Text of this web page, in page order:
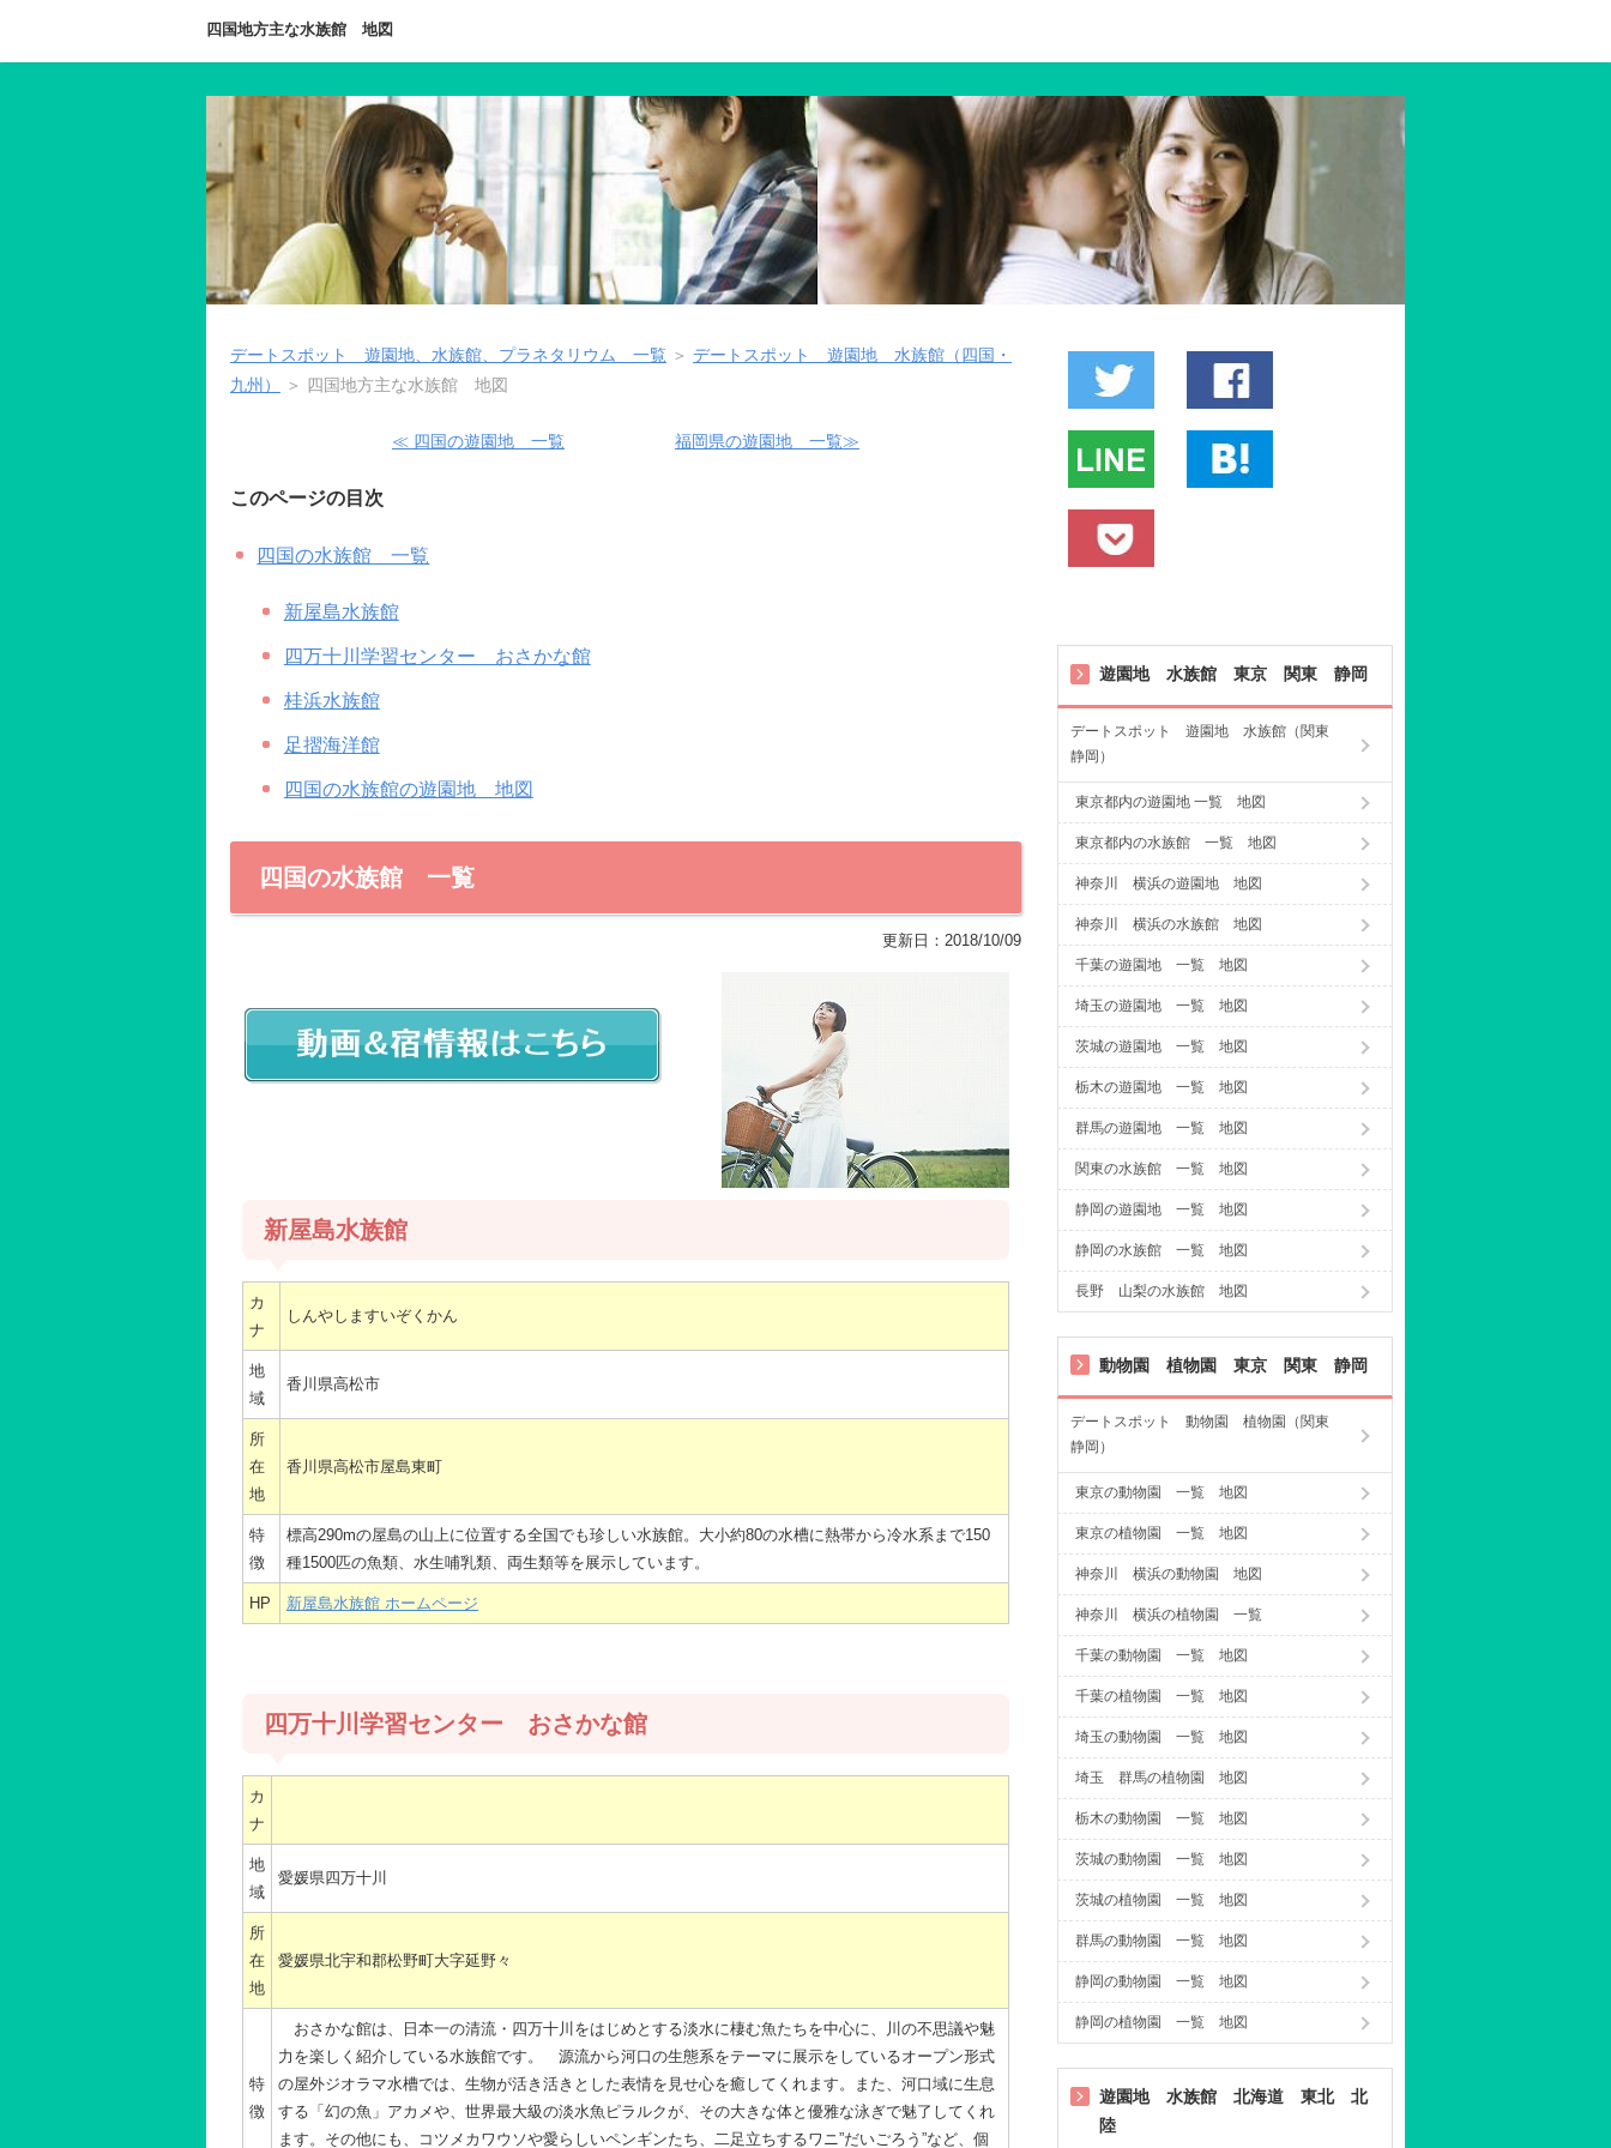
四国地方主な水族館 地図
デートスポット 遊園地、水族館、プラネタリウム 一覧 ＞ デートスポット 遊園地 水族館（四国・
九州）
＞ 四国地方主な水族館 地図
≪ 四国の遊園地 一覧 福岡県の遊園地 一覧≫
このページの目次
四国の水族館 一覧
新屋島水族館
四万十川学習センター おさかな館
桂浜水族館
足摺海洋館
四国の水族館の遊園地 地図
四国の水族館 一覧
更新日： 2018/10/09
新屋島水族館
カ
ナ
しんやしますいぞくかん
地
域
香川県高松市
所
在
地
香川県高松市屋島東町
特
徴
標高290mの屋島の山上に位置する全国でも珍しい水族館。大小約80の水槽に熱帯から冷水系まで150
種1500匹の魚類、水生哺乳類、両生類等を展示しています。
HP 新屋島水族館 ホームページ
四万十川学習センター おさかな館
カ
ナ
地
域
愛媛県四万十川
所
在
地
愛媛県北宇和郡松野町大字延野々
特
徴
おさかな館は、日本一の清流・四万十川をはじめとする淡水に棲む魚たちを中心に、川の不思議や魅
力を楽しく紹介している水族館です。 源流から河口の生態系をテーマに展示をしているオープン形式
の屋外ジオラマ水槽では、生物が活き活きとした表情を見せ心を癒してくれます。また、河口域に生息
する「幻の魚」アカメや、世界最大級の淡水魚ピラルクが、その大きな体と優雅な泳ぎで魅了してくれ
ます。その他にも、コツメカワウソや愛らしいペンギンたち、二足立ちするワニ”だいごろう”など、個
遊園地 水族館 東京 関東 静岡
デートスポット 遊園地 水族館（関東
静岡）
東京都内の遊園地 一覧 地図
東京都内の水族館 一覧 地図
神奈川 横浜の遊園地 地図
神奈川 横浜の水族館 地図
千葉の遊園地 一覧 地図
埼玉の遊園地 一覧 地図
茨城の遊園地 一覧 地図
栃木の遊園地 一覧 地図
群馬の遊園地 一覧 地図
関東の水族館 一覧 地図
静岡の遊園地 一覧 地図
静岡の水族館 一覧 地図
長野 山梨の水族館 地図
動物園 植物園 東京 関東 静岡
デートスポット 動物園 植物園（関東
静岡）
東京の動物園 一覧 地図
東京の植物園 一覧 地図
神奈川 横浜の動物園 地図
神奈川 横浜の植物園 一覧
千葉の動物園 一覧 地図
千葉の植物園 一覧 地図
埼玉の動物園 一覧 地図
埼玉 群馬の植物園 地図
栃木の動物園 一覧 地図
茨城の動物園 一覧 地図
茨城の植物園 一覧 地図
群馬の動物園 一覧 地図
静岡の動物園 一覧 地図
静岡の植物園 一覧 地図
遊園地 水族館 北海道 東北 北
陸